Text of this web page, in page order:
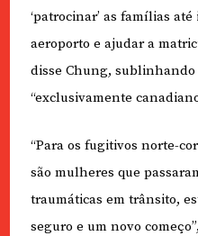
‘patrocinar’ as famílias
aeroporto e ajudar a
disse Chung,
“exclusivamente
“Para os fugitivos norte-
são mulheres que
traumáticas em trânsito,
seguro e um novo